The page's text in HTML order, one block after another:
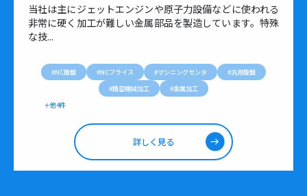
当社は主にジェットエンジンや原子力設備などに使われる
非常に硬く加工が難しい金属部品を製造しています。特殊
な技...
#NC旋盤 #NCフライス #マシニングセンタ #汎用旋盤
#精密機械加工 #金属加工
＋他4件
詳しく見る